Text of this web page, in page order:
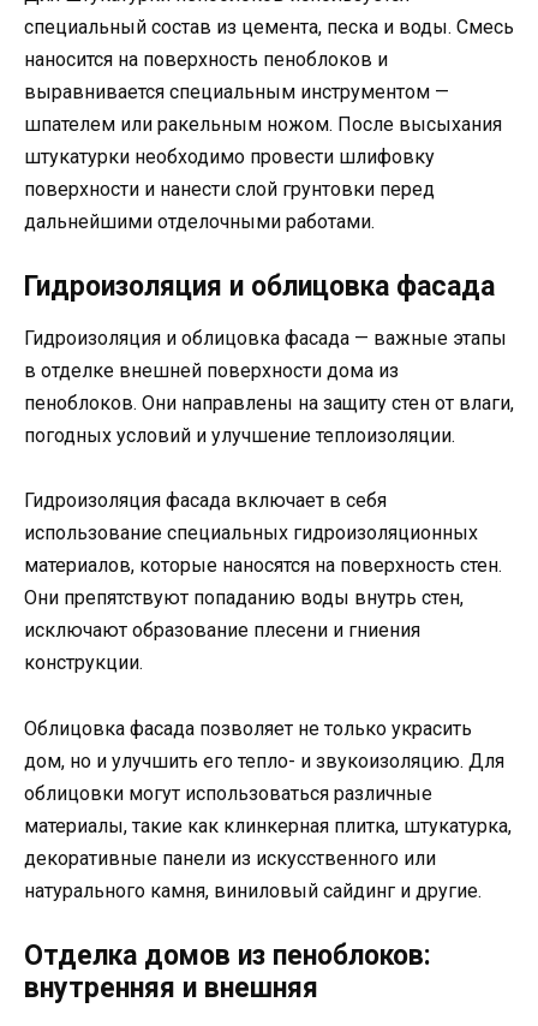
специальный состав из цемента, песка и воды. Смесь
наносится на поверхность пеноблоков и
выравнивается специальным инструментом —
шпателем или ракельным ножом. После высыхания
штукатурки необходимо провести шлифовку
поверхности и нанести слой грунтовки перед
дальнейшими отделочными работами.
Гидроизоляция и облицовка фасада
Гидроизоляция и облицовка фасада — важные этапы
в отделке внешней поверхности дома из
пеноблоков. Они направлены на защиту стен от влаги,
погодных условий и улучшение теплоизоляции.
Гидроизоляция фасада включает в себя
использование специальных гидроизоляционных
материалов, которые наносятся на поверхность стен.
Они препятствуют попаданию воды внутрь стен,
исключают образование плесени и гниения
конструкции.
Облицовка фасада позволяет не только украсить
дом, но и улучшить его тепло- и звукоизоляцию. Для
облицовки могут использоваться различные
материалы, такие как клинкерная плитка, штукатурка,
декоративные панели из искусственного или
натурального камня, виниловый сайдинг и другие.
Отделка домов из пеноблоков:
внутренняя и внешняя